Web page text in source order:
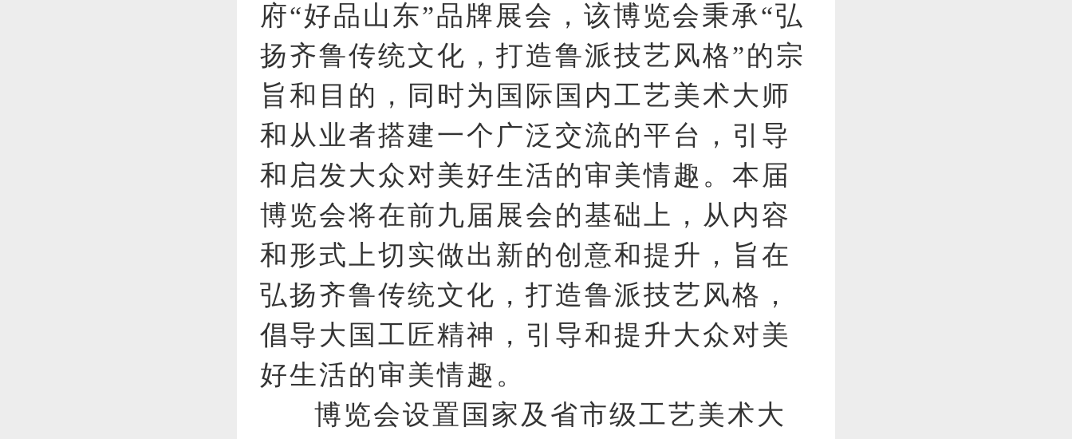
府“好品山东”品牌展会，该博览会秉承“弘
扬齐鲁传统文化，打造鲁派技艺风格”的宗
旨和目的，同时为国际国内工艺美术大师
和从业者搭建一个广泛交流的平台，引导
和启发大众对美好生活的审美情趣。本届
博览会将在前九届展会的基础上，从内容
和形式上切实做出新的创意和提升，旨在
弘扬齐鲁传统文化，打造鲁派技艺风格，
倡导大国工匠精神，引导和提升大众对美
好生活的审美情趣。
博览会设置国家及省市级工艺美术大